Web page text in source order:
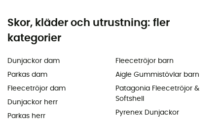
Skor, kläder och utrustning: fler
kategorier
Dunjackor dam
Parkas dam
Fleecetröjor dam
Dunjackor herr
Parkas herr
Fleecetröjor barn
Aigle Gummistövlar barn
Patagonia Fleecetröjor &
Softshell
Pyrenex Dunjackor